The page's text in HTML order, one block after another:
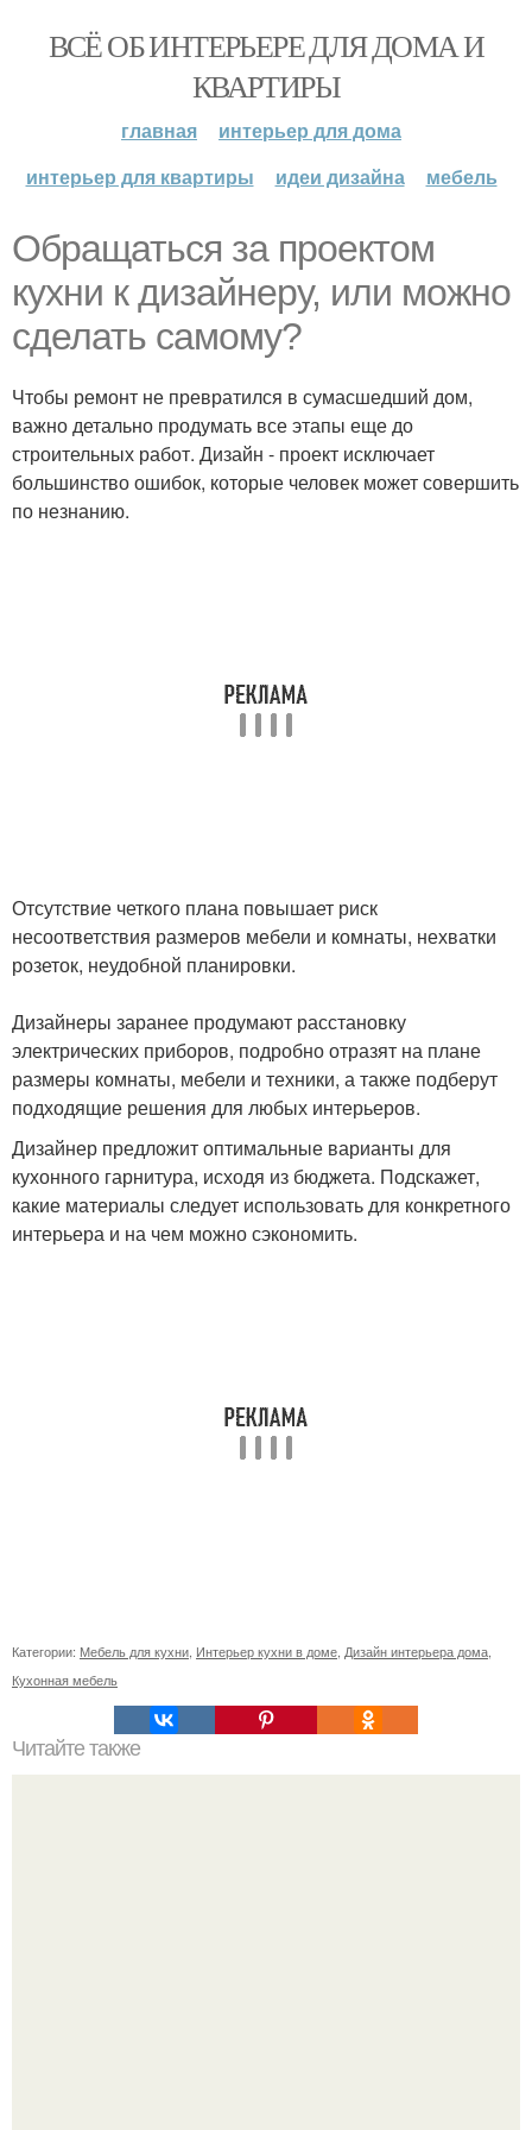
ВСЁ ОБ ИНТЕРЬЕРЕ ДЛЯ ДОМА И
КВАРТИРЫ
главная
интерьер для дома
интерьер для квартиры
идеи дизайна мебель
Обращаться за проектом
кухни к дизайнеру, или можно
сделать самому?
Чтобы ремонт не превратился в сумасшедший дом,
важно детально продумать все этапы еще до
строительных работ. Дизайн - проект исключает
большинство ошибок, которые человек может совершить
по незнанию.
Отсутствие четкого плана повышает риск
несоответствия размеров мебели и комнаты, нехватки
розеток, неудобной планировки.
Дизайнеры заранее продумают расстановку
электрических приборов, подробно отразят на плане
размеры комнаты, мебели и техники, а также подберут
подходящие решения для любых интерьеров.
Дизайнер предложит оптимальные варианты для
кухонного гарнитура, исходя из бюджета. Подскажет,
какие материалы следует использовать для конкретного
интерьера и на чем можно сэкономить.
Категории: Мебель для кухни Интерьер кухни в доме Дизайн интерьера дома
Кухонная мебель
Читайте также